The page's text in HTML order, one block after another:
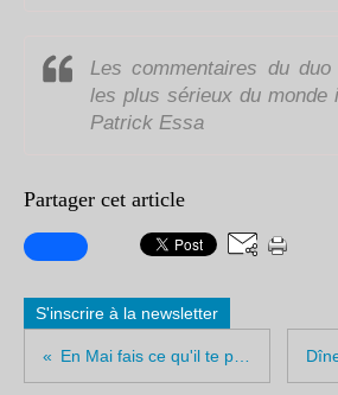
Les commentaires du
les plus sérieux du monde
Patrick Essa
Partager cet article
S'inscrire à la newsletter